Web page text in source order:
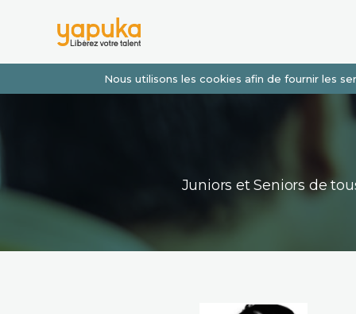
Nous utilisons les cookies afin de fournir les
Juniors et Seniors de